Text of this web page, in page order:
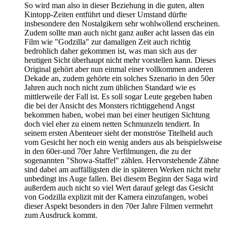
So wird man also in dieser Beziehung in die guten, alten
Kintopp-Zeiten entführt und dieser Umstand dürfte
insbesondere den Nostalgikern sehr wohlwollend erscheinen.
Zudem sollte man auch nicht ganz außer acht lassen das ein
Film wie "Godzilla" zur damaligen Zeit auch richtig
bedrohlich daher gekommen ist, was man sich aus der
heutigen Sicht überhaupt nicht mehr vorstellen kann. Dieses
Original gehört aber nun einmal einer vollkommen anderen
Dekade an, zudem gehörte ein solches Szenario in den 50er
Jahren auch noch nicht zum üblichen Standard wie es
mittlerweile der Fall ist. Es soll sogar Leute gegeben haben
die bei der Ansicht des Monsters richtiggehend Angst
bekommen haben, wobei man bei einer heutigen Sichtung
doch viel eher zu einem netten Schmunzeln tendiert. In
seinem ersten Abenteuer sieht der monströse Titelheld auch
vom Gesicht her noch ein wenig anders aus als beispielsweise
in den 60er-und 70er Jahre Verfilmungen, die zu der
sogenannten "Showa-Staffel" zählen. Hervorstehende Zähne
sind dabei am auffälligsten die in späteren Werken nicht mehr
unbedingt ins Auge fallen. Bei diesem Beginn der Saga wird
außerdem auch nicht so viel Wert darauf gelegt das Gesicht
von Godzilla explizit mit der Kamera einzufangen, wobei
dieser Aspekt besonders in den 70er Jahre Filmen vermehrt
zum Ausdruck kommt.